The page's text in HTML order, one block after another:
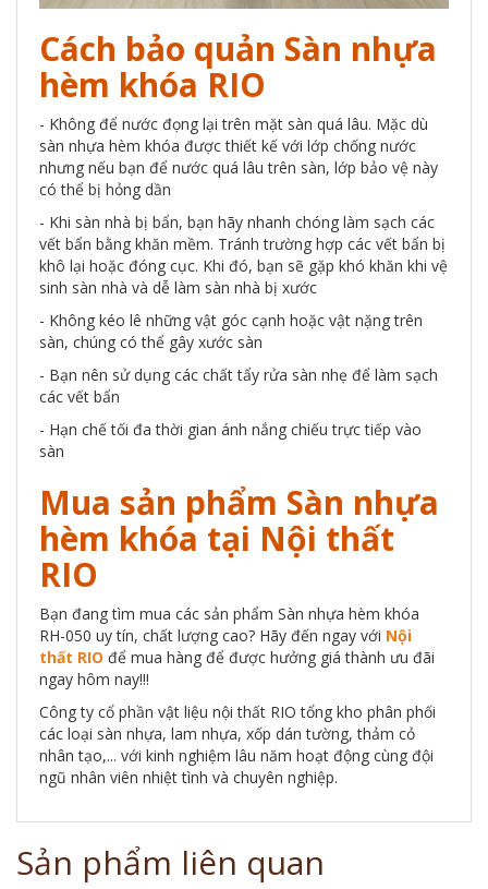
Cách bảo quản Sàn nhựa
hèm khóa RIO
- Không để nước đọng lại trên mặt sàn quá lâu. Mặc dù
sàn nhựa hèm khóa được thiết kế với lớp chống nước
nhưng nếu bạn để nước quá lâu trên sàn, lớp bảo vệ này
có thể bị hỏng dần
- Khi sàn nhà bị bẩn, bạn hãy nhanh chóng làm sạch các
vết bẩn bằng khăn mềm. Tránh trường hợp các vết bẩn bị
khô lại hoặc đóng cục. Khi đó, bạn sẽ gặp khó khăn khi vệ
sinh sàn nhà và dễ làm sàn nhà bị xước
- Không kéo lê những vật góc cạnh hoặc vật nặng trên
sàn, chúng có thể gây xước sàn
- Bạn nên sử dụng các chất tẩy rửa sàn nhẹ để làm sạch
các vết bẩn
- Hạn chế tối đa thời gian ánh nắng chiếu trực tiếp vào
sàn
Mua sản phẩm Sàn nhựa
hèm khóa tại Nội thất
RIO
Bạn đang tìm mua các sản phẩm Sàn nhựa hèm khóa
RH-050 uy tín, chất lượng cao? Hãy đến ngay với Nội
thất RIO để mua hàng để được hưởng giá thành ưu đãi
ngay hôm nay!!!
Công ty cổ phần vật liệu nội thất RIO tổng kho phân phối
các loại sàn nhựa, lam nhựa, xốp dán tường, thảm cỏ
nhân tạo,... với kinh nghiệm lâu năm hoạt động cùng đội
ngũ nhân viên nhiệt tình và chuyên nghiệp.
Sản phẩm liên quan